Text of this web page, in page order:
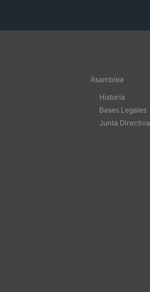
Asamblea
Historia
Bases Legales
Junta Directiva